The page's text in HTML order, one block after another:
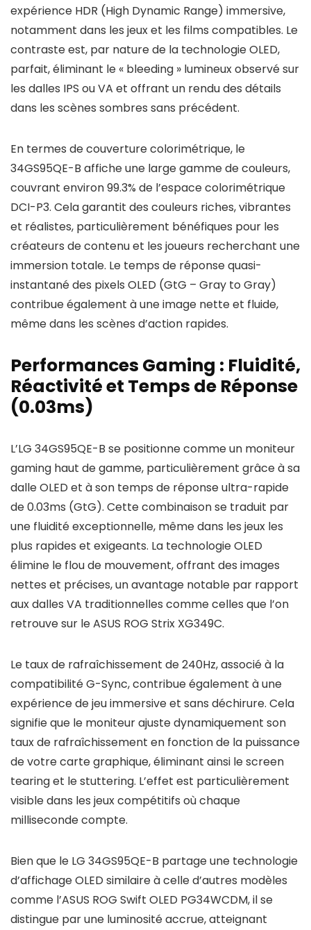
expérience HDR (High Dynamic Range) immersive,
notamment dans les jeux et les films compatibles. Le
contraste est, par nature de la technologie OLED,
parfait, éliminant le « bleeding » lumineux observé sur
les dalles IPS ou VA et offrant un rendu des détails
dans les scènes sombres sans précédent.
En termes de couverture colorimétrique, le
34GS95QE-B affiche une large gamme de couleurs,
couvrant environ 99.3% de l’espace colorimétrique
DCI-P3. Cela garantit des couleurs riches, vibrantes
et réalistes, particulièrement bénéfiques pour les
créateurs de contenu et les joueurs recherchant une
immersion totale. Le temps de réponse quasi-
instantané des pixels OLED (GtG – Gray to Gray)
contribue également à une image nette et fluide,
même dans les scènes d’action rapides.
Performances Gaming : Fluidité,
Réactivité et Temps de Réponse
(0.03ms)
L’LG 34GS95QE-B se positionne comme un moniteur
gaming haut de gamme, particulièrement grâce à sa
dalle OLED et à son temps de réponse ultra-rapide
de 0.03ms (GtG). Cette combinaison se traduit par
une fluidité exceptionnelle, même dans les jeux les
plus rapides et exigeants. La technologie OLED
élimine le flou de mouvement, offrant des images
nettes et précises, un avantage notable par rapport
aux dalles VA traditionnelles comme celles que l’on
retrouve sur le ASUS ROG Strix XG349C.
Le taux de rafraîchissement de 240Hz, associé à la
compatibilité G-Sync, contribue également à une
expérience de jeu immersive et sans déchirure. Cela
signifie que le moniteur ajuste dynamiquement son
taux de rafraîchissement en fonction de la puissance
de votre carte graphique, éliminant ainsi lescreen
tearinget lestuttering. L’effet est particulièrement
visible dans les jeux compétitifs où chaque
milliseconde compte.
Bien que le LG 34GS95QE-B partage une technologie
d’affichage OLED similaire à celle d’autres modèles
comme l’ASUS ROG Swift OLED PG34WCDM, il se
distingue par une luminosité accrue, atteignant